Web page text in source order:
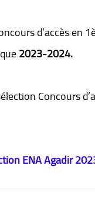
d’accès en
2023-2024.
Concours
ENA Agadir